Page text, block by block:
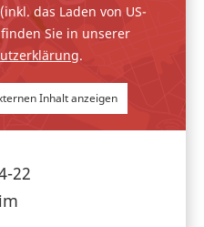
das Laden von US-
Sie in unserer
.
Inhalt anzeigen
22